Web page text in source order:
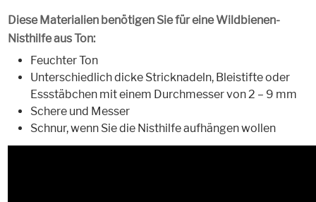
Diese Materialien benötigen Sie für eine Wildbienen-
Nisthilfe aus Ton:
Feuchter Ton
Unterschiedlich dicke Stricknadeln, Bleistifte oder
Essstäbchen mit einem Durchmesser von 2 – 9 mm
Schere und Messer
Schnur, wenn Sie die Nisthilfe aufhängen wollen